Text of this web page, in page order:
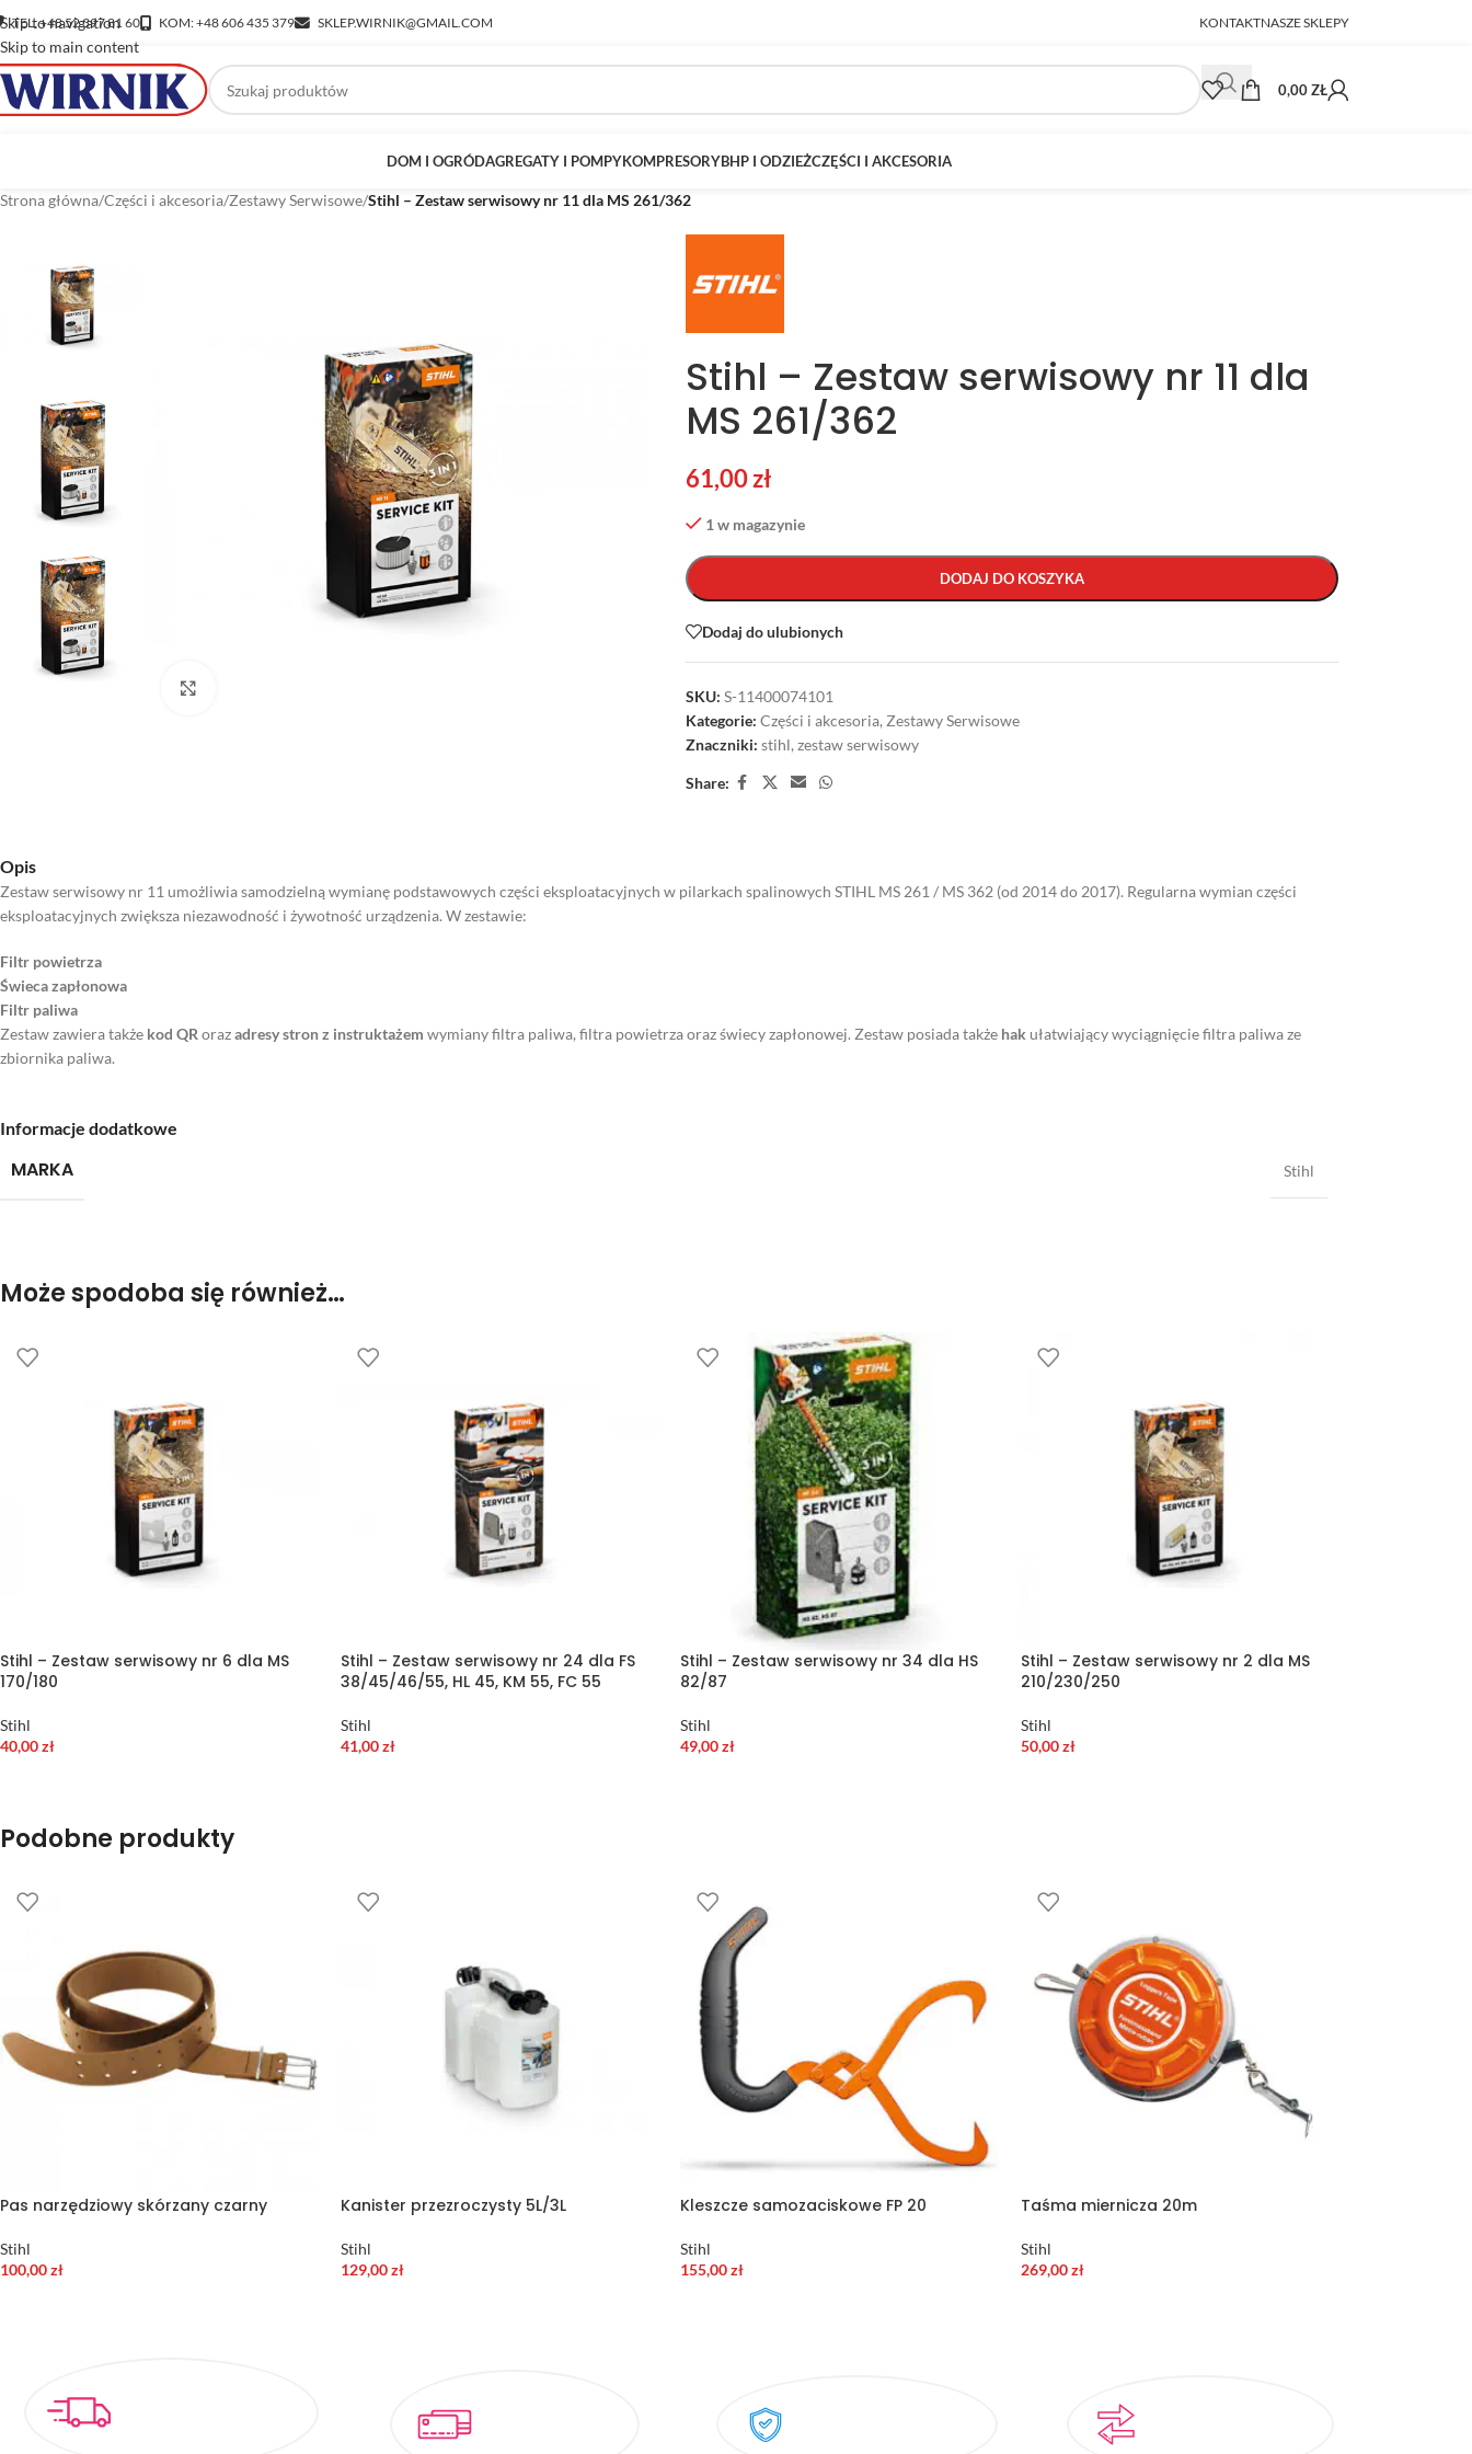
Skip to navigation
Skip to main content
TEL: +48 52 397 81 60 KOM: +48 606 435 379 SKLEP.WIRNIK@GMAIL.COM KONTAKTNASZE SKLEPY
0,00ZŁ
DOM I OGRÓDAGREGATY I POMPYKOMPRESORYBHP I ODZIEŻCZĘŚCI I AKCESORIA
Strona główna/Części i akcesoria/Zestawy Serwisowe/Stihl – Zestaw serwisowy nr 11 dla MS 261/362
Stihl – Zestaw serwisowy nr 11 dla
MS 261/362
61,00zł
1 w magazynie
DODAJ DO KOSZYKA
Dodaj do ulubionych
SKU: S-11400074101
Kategorie: Części i akcesoria, Zestawy Serwisowe
Znaczniki: stihl, zestaw serwisowy
Share:
Opis
Zestaw serwisowy nr 11 umożliwia samodzielną wymianę podstawowych części eksploatacyjnych w pilarkach spalinowych STIHL MS 261 / MS 362 (od 2014 do 2017). Regularna wymian części
eksploatacyjnych zwiększa niezawodność i żywotność urządzenia. W zestawie:
Filtr powietrza
Świeca zapłonowa
Filtr paliwa
Zestaw zawiera także kod QR orazadresy stron z instruktażem wymiany filtra paliwa, filtra powietrza oraz świecy zapłonowej. Zestaw posiada także hak ułatwiający wyciągnięcie filtra paliwa ze
zbiornika paliwa.
Informacje dodatkowe
MARKA Stihl
Może spodoba się również…
Stihl – Zestaw serwisowy nr 6 dla MS
170/180
Stihl
40,00zł
Stihl – Zestaw serwisowy nr 24 dla FS
38/45/46/55, HL 45, KM 55, FC 55
Stihl
41,00zł
Stihl – Zestaw serwisowy nr 34 dla HS
82/87
Stihl
49,00zł
Stihl – Zestaw serwisowy nr 2 dla MS
210/230/250
Stihl
50,00zł
Podobne produkty
Pas narzędziowy skórzany czarny
Stihl
100,00zł
Kanister przezroczysty 5L/3L
Stihl
129,00zł
Kleszcze samozaciskowe FP 20
Stihl
155,00zł
Taśma miernicza 20m
Stihl
269,00zł